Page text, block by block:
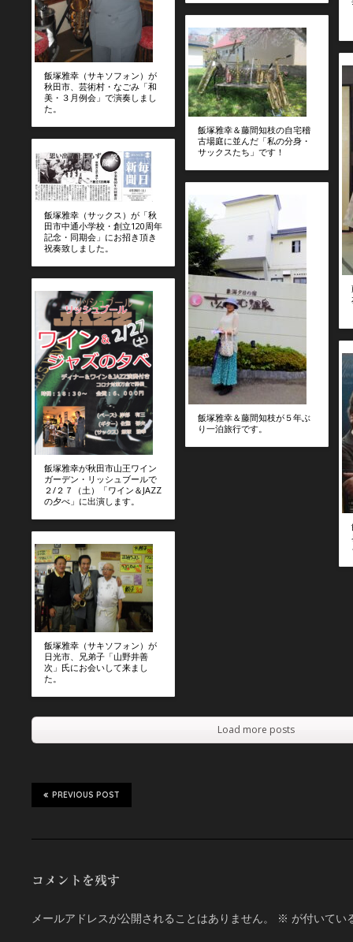
飯塚雅幸（サキソフォン）が
秋田市、芸術村・なごみ「和
美・３月例会」で演奏しまし
た。
飯塚雅幸（サックス）が「秋
田市中通小学校・創立120周年
記念・同期会」にお招き頂き
祝奏致しました。
飯塚雅幸が秋田市山王ワイン
ガーデン・リッシュブールで
２/２７（土）「ワイン＆JAZZ
の夕べ」に出演します。
飯塚雅幸（サキソフォン）が
日光市、兄弟子「山野井善
次」氏にお会いして来まし
た。
飯塚雅幸＆藤間知枝の自宅稽
古場庭に並んだ「私の分身・
サックスたち」です！
飯塚雅幸＆藤間知枝が５年ぶ
り一泊旅行です。
Load more posts
PREVIOUS POST
コメントを残す
メールアドレスが公開されることはありません。 ※ が付いてい